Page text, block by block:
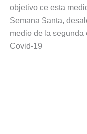
objetivo de esta
Semana Santa,
medio de la segunda
Covid-19.